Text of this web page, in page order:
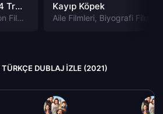
Otel Transilvanya: 4 Transformanya izle
Fantastik Filmleri,Komedi
Kayıp Köpek
Aile Filmleri, Biyografi Filmleri
TÜRKÇE DUBLAJ IZLE (2021)